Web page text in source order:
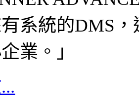
系統的DMS
業。」